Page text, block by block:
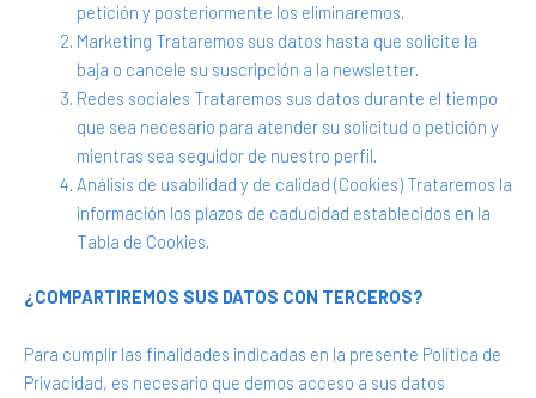
petición y posteriormente los eliminaremos.
Marketing Trataremos sus datos hasta que solicite la
baja o cancele su suscripción a la newsletter.
Redes sociales Trataremos sus datos durante el tiempo
que sea necesario para atender su solicitud o petición y
mientras sea seguidor de nuestro perfil.
Análisis de usabilidad y de calidad (Cookies) Trataremos la
información los plazos de caducidad establecidos en la
Tabla de Cookies.
¿COMPARTIREMOS SUS DATOS CON TERCEROS?
Para cumplir las finalidades indicadas en la presente Política de
Privacidad, es necesario que demos acceso a sus datos